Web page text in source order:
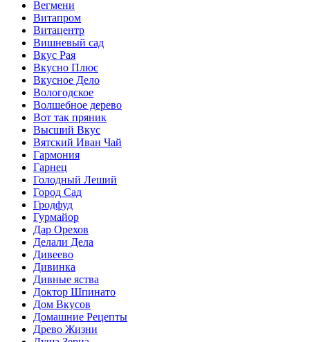
Вегмени
Витапром
Витацентр
Вишневый сад
Вкус Рая
Вкусно Плюс
Вкусное Дело
Вологодское
Волшебное дерево
Вот так пряник
Высший Вкус
Вятский Иван Чай
Гармония
Гарнец
Голодный Леший
Город Сад
Гродфуд
Гурмайор
Дар Орехов
Делали Дела
Дивеево
Дивинка
Дивные яства
Доктор Шпинато
Дом Вкусов
Домашние Рецепты
Древо Жизни